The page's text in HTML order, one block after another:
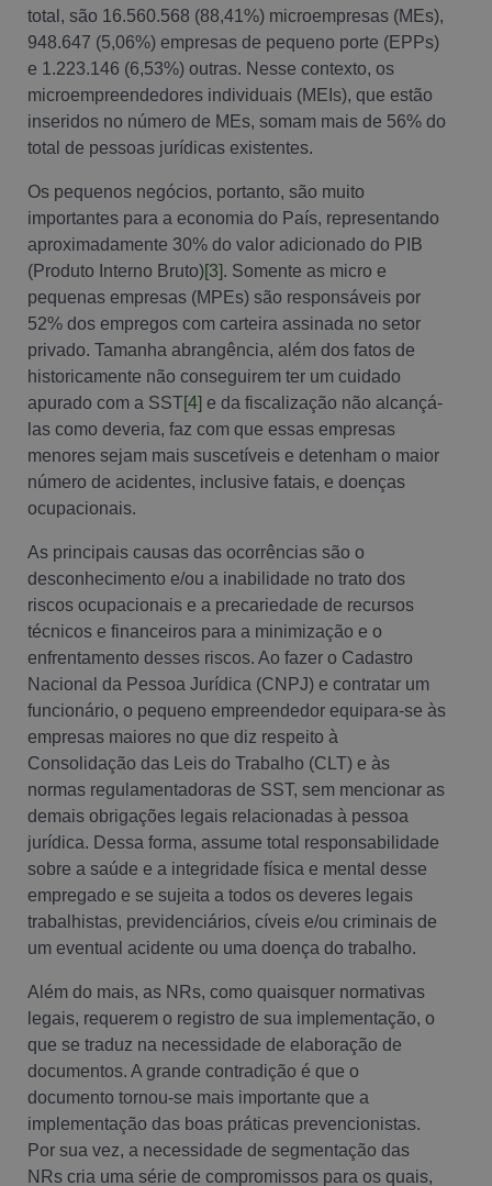
total, são 16.560.568 (88,41%) microempresas (MEs),
948.647 (5,06%) empresas de pequeno porte (EPPs)
e 1.223.146 (6,53%) outras. Nesse contexto, os
microempreendedores individuais (MEIs), que estão
inseridos no número de MEs, somam mais de 56% do
total de pessoas jurídicas existentes.
Os pequenos negócios, portanto, são muito
importantes para a economia do País, representando
aproximadamente 30% do valor adicionado do PIB
(Produto Interno Bruto)[3]. Somente as micro e
pequenas empresas (MPEs) são responsáveis por
52% dos empregos com carteira assinada no setor
privado. Tamanha abrangência, além dos fatos de
historicamente não conseguirem ter um cuidado
apurado com a SST[4] e da fiscalização não alcançá-
las como deveria, faz com que essas empresas
menores sejam mais suscetíveis e detenham o maior
número de acidentes, inclusive fatais, e doenças
ocupacionais.
As principais causas das ocorrências são o
desconhecimento e/ou a inabilidade no trato dos
riscos ocupacionais e a precariedade de recursos
técnicos e financeiros para a minimização e o
enfrentamento desses riscos. Ao fazer o Cadastro
Nacional da Pessoa Jurídica (CNPJ) e contratar um
funcionário, o pequeno empreendedor equipara-se às
empresas maiores no que diz respeito à
Consolidação das Leis do Trabalho (CLT) e às
normas regulamentadoras de SST, sem mencionar as
demais obrigações legais relacionadas à pessoa
jurídica. Dessa forma, assume total responsabilidade
sobre a saúde e a integridade física e mental desse
empregado e se sujeita a todos os deveres legais
trabalhistas, previdenciários, cíveis e/ou criminais de
um eventual acidente ou uma doença do trabalho.
Além do mais, as NRs, como quaisquer normativas
legais, requerem o registro de sua implementação, o
que se traduz na necessidade de elaboração de
documentos. A grande contradição é que o
documento tornou-se mais importante que a
implementação das boas práticas prevencionistas.
Por sua vez, a necessidade de segmentação das
NRs cria uma série de compromissos para os quais,